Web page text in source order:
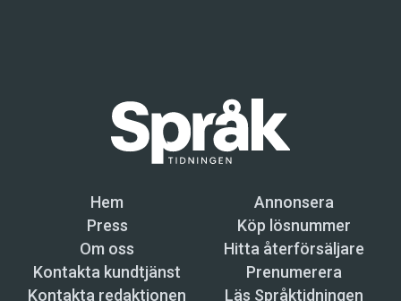
Hem
Annonsera
Press
Köp lösnummer
Om oss
Hitta återförsäljare
Kontakta kundtjänst
Prenumerera
Kontakta redaktionen
Läs Språktidningen